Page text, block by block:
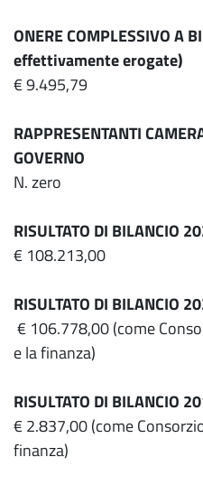
ONERE COMPLESSIVO A
effettivamente erogate)
€ 9.495,79
RAPPRESENTANTI
GOVERNO
N. zero
RISULTATO DI BILANCIO
€ 108.213,00
RISULTATO DI BILANCIO
€ 106.778,00 (come
e la finanza)
RISULTATO DI BILANCIO
€ 2.837,00 (come
finanza)